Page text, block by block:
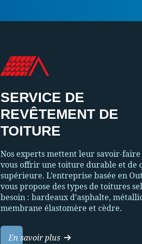
SERVICE DE
REVÊTEMENT DE
TOITURE
Nos experts mettent leur savoir-
vous offrir une toiture durable et de
supérieure. L’entreprise basée en
vous propose des types de toitures
besoin : bardeaux d’asphalte,
membrane élastomère et cèdre.
En savoir plus